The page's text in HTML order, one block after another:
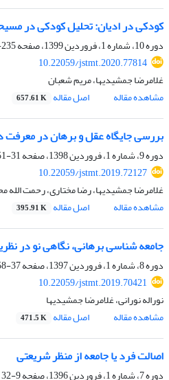
کودکی در ادیان: تحلیل کودکی در
دوره 10، شماره 1، فروردین 1399، صفحه
235-269
10.22059/jstmt.2020.77814
غلامرضا جمشیدیها، مریم شعبان
مشاهده مقاله
اصل مقاله 657.61 K
بررسی جایگاه عقل و برهان در
دوره 9، شماره 1، فروردین 1398، صفحه
31-51
10.22059/jstmt.2019.72127
غلامرضا جمشیدیها، رضا مختاری، رحمت الله
مشاهده مقاله
اصل مقاله 395.91 K
جامعه شناسی برهانی، نگاهی نو در
دوره 8، شماره 1، فروردین 1397، صفحه
37-58
10.22059/jstmt.2019.70421
نوراله نورانی، غلامرضا جمشیدیها
مشاهده مقاله
اصل مقاله 471.5 K
اصالت فرد یا جامعه از منظر شریعتی
دوره 7، شماره 1، فروردین 1396، صفحه
9-32